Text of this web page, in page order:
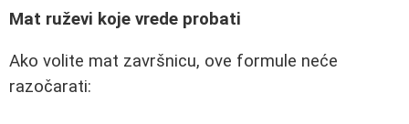
Mat ruževi koje vrede probati
Ako volite mat završnicu, ove formule neće
razočarati: